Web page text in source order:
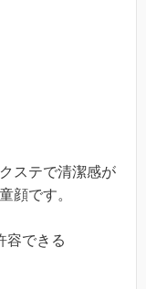
ステで清潔感が
顔です。
容できる